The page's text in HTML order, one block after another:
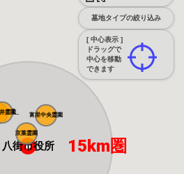
墓地タイプの絞り込み
[ 中心表示 ]
ドラッグで
中心を移動
できます
霊園
京葉霊園
富里中央霊園
ぎの...
霊園
八街市役所 15km圏